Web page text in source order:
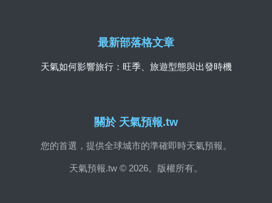
關於 天氣預報.tw
您的首選，提供全球城市的準確即時天氣預報。
天氣預報.tw © 2026。版權所有。
最新部落格文章
天氣如何影響旅行：旺季、旅遊型態與出發時機